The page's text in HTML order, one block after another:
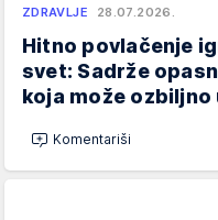
ZDRAVLJE 28.07.2026.
Hitno povlačenje
svet: Sadrže
koja može
Komentariši